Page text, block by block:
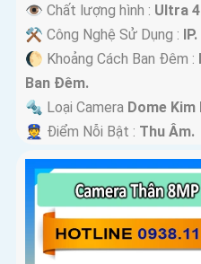
👁 Chất lượng hình : Ultra
⚒ Công Nghệ Sử Dụng : IP.
🌔 Khoảng Cách Ban Đêm :
Ban Ðêm.
🔩 Loại Camera Dome Kim
️👮 Điểm Nỗi Bật : Thu Âm.